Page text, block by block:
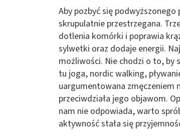
Aby pozbyć się
skrupulatnie przestrzegana.
dotlenia komórki i poprawia
sylwetki oraz dodaje energii.
możliwości. Nie chodzi o to, by
tu joga, nordic walking,
uargumentowana zmęczeniem
przeciwdziała jego objawom.
nam nie odpowiada, warto
aktywność stała się